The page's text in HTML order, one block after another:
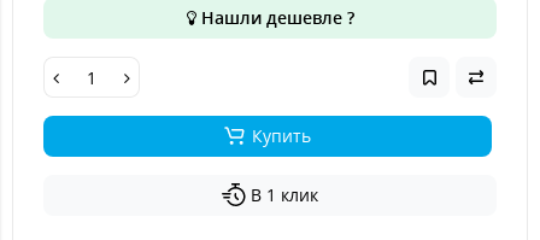
Нашли дешевле ?
Купить
В 1 клик